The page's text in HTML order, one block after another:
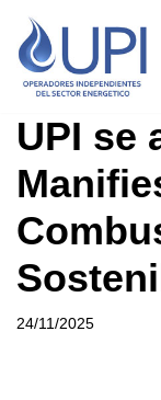
Saltar
al
UPI se
24/11/2025